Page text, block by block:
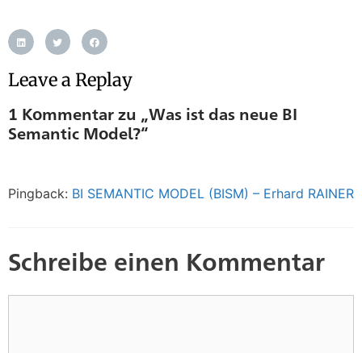
Leave a Replay
1 Kommentar zu „Was ist das neue BI
Semantic Model?“
Pingback: BI SEMANTIC MODEL (BISM) – Erhard RAINER
Schreibe einen Kommentar